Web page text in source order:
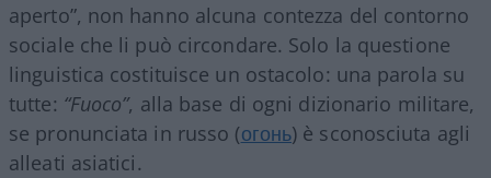
aperto”, non hanno alcuna contezza del contorno
sociale che li può circondare. Solo la questione
linguistica costituisce un ostacolo: una parola su
tutte: “Fuoco”, alla base di ogni dizionario militare,
se pronunciata in russo (огонь) è sconosciuta agli
alleati asiatici.